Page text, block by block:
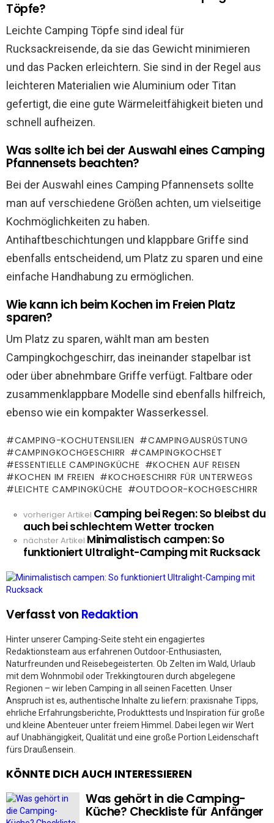
Töpfe?
Leichte Camping Töpfe sind ideal für
Rucksackreisende, da sie das Gewicht minimieren
und das Packen erleichtern. Sie sind in der Regel aus
leichteren Materialien wie Aluminium oder Titan
gefertigt, die eine gute Wärmeleitfähigkeit bieten und
schnell aufheizen.
Was sollte ich bei der Auswahl eines Camping
Pfannensets beachten?
Bei der Auswahl eines Camping Pfannensets sollte
man auf verschiedene Größen achten, um vielseitige
Kochmöglichkeiten zu haben.
Antihaftbeschichtungen und klappbare Griffe sind
ebenfalls entscheidend, um Platz zu sparen und eine
einfache Handhabung zu ermöglichen.
Wie kann ich beim Kochen im Freien Platz
sparen?
Um Platz zu sparen, wählt man am besten
Campingkochgeschirr, das ineinander stapelbar ist
oder über abnehmbare Griffe verfügt. Faltbare oder
zusammenklappbare Modelle sind ebenfalls hilfreich,
ebenso wie ein kompakter Wasserkessel.
CAMPING-KOCHUTENSILIEN
CAMPINGAUSRÜSTUNG
CAMPINGKOCHGESCHIRR
CAMPINGKOCHSET
ESSENTIELLE CAMPINGKÜCHE
KOCHEN AUF REISEN
KOCHEN IM FREIEN
KOCHGESCHIRR FÜR UNTERWEGS
LEICHTE CAMPINGKÜCHE
OUTDOOR-KOCHGESCHIRR
See
more
vorheriger Artikel Camping bei Regen: So bleibst du
auch bei schlechtem Wetter trocken
nächster Artikel Minimalistisch campen: So
funktioniert Ultralight-Camping mit Rucksack
Verfasst von Redaktion
Hinter unserer Camping-Seite steht ein engagiertes
Redaktionsteam aus erfahrenen Outdoor-Enthusiasten,
Naturfreunden und Reisebegeisterten. Ob Zelten im Wald, Urlaub
mit dem Wohnmobil oder Trekkingtouren durch abgelegene
Regionen – wir leben Camping in all seinen Facetten. Unser
Anspruch ist es, authentische Inhalte zu liefern: praxisnahe Tipps,
ehrliche Erfahrungsberichte, Produkttests und Inspiration für große
und kleine Abenteuer unter freiem Himmel. Dabei legen wir Wert
auf Unabhängigkeit, Qualität und eine große Portion Leidenschaft
fürs Draußensein.
KÖNNTE DICH AUCH INTERESSIEREN
Was gehört in die Camping-
Küche? Checkliste für Anfänger